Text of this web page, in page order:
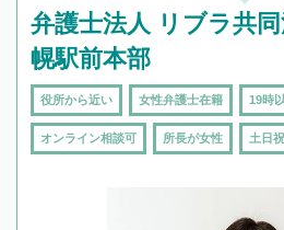
弁護士法人 リブラ共
幌駅前本部
役所から近い 女性弁護士在籍 19時
オンライン相談可 所長が女性 土日